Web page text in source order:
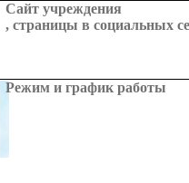
Сайт учреждения
, страницы в социальных
Режим и график работы